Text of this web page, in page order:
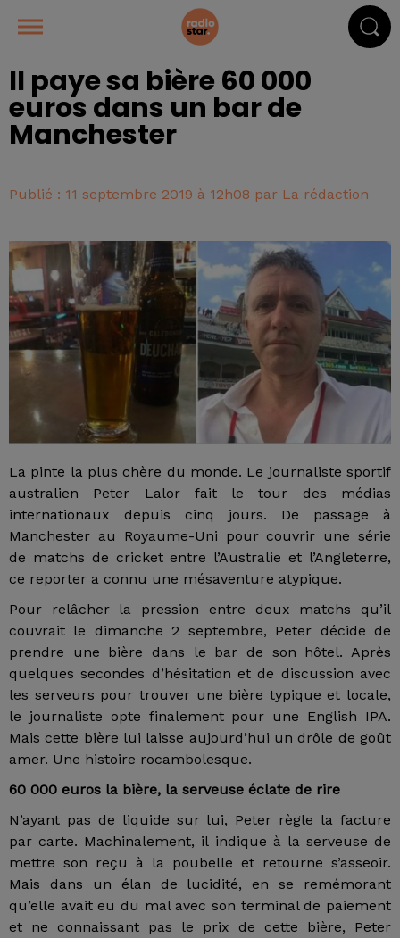
Il paye sa bière 60 000
euros dans un bar de
Manchester
Publié : 11 septembre 2019 à 12h08 par La rédaction
La pinte la plus chère du monde. Le journaliste sportif
australien Peter Lalor fait le tour des médias
internationaux depuis cinq jours. De passage à
Manchester au Royaume-Uni pour couvrir une série
de matchs de cricket entre l’Australie et l’Angleterre,
ce reporter a connu une mésaventure atypique.
Pour relâcher la pression entre deux matchs qu’il
couvrait le dimanche 2 septembre, Peter décide de
prendre une bière dans le bar de son hôtel. Après
quelques secondes d’hésitation et de discussion avec
les serveurs pour trouver une bière typique et locale,
le journaliste opte finalement pour une English IPA.
Mais cette bière lui laisse aujourd’hui un drôle de goût
amer. Une histoire rocambolesque.
60 000 euros la bière, la serveuse éclate de rire
N’ayant pas de liquide sur lui, Peter règle la facture
par carte. Machinalement, il indique à la serveuse de
mettre son reçu à la poubelle et retourne s’asseoir.
Mais dans un élan de lucidité, en se remémorant
qu’elle avait eu du mal avec son terminal de paiement
et ne connaissant pas le prix de cette bière, Peter